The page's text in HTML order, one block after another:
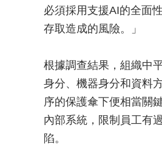
必須採用支援AI的全面
存取造成的風險。」
根據調查結果，組織中
身分、機器身分和資料
序的保護傘下便相當關
內部系統，限制員工有
陷。